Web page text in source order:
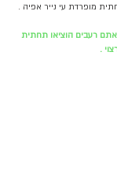
מופרדת עי נייר אפיה .
רעבים הוציאו תחתית
.